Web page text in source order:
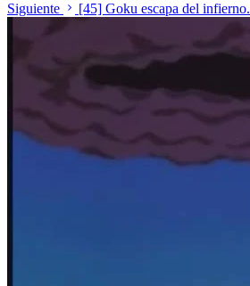
Siguiente [45] Goku escapa del infierno.